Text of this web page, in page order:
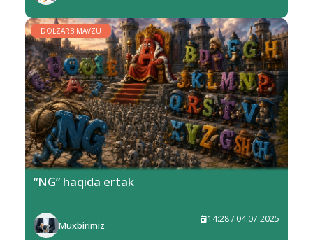
DOLZARB MAVZU
“NG” haqida ertak
Muxbirimiz
14:28 / 04.07.2025